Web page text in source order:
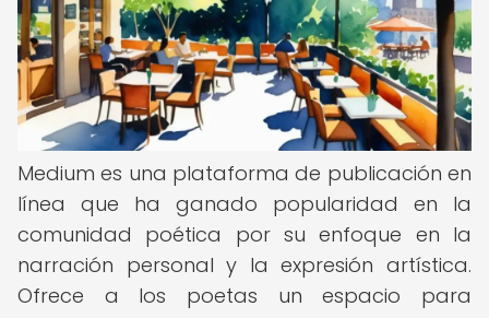
Medium es una plataforma de publicación en
línea que ha ganado popularidad en la
comunidad poética por su enfoque en la
narración personal y la expresión artística.
Ofrece a los poetas un espacio para